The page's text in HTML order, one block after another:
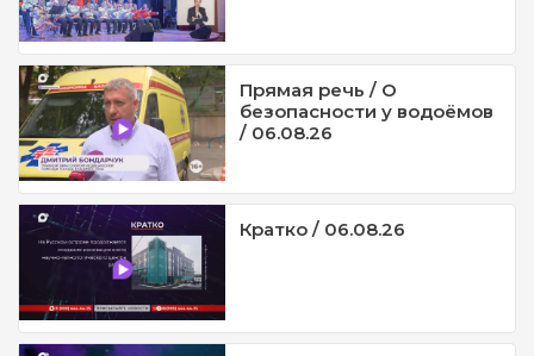
Прямая речь / О
безопасности у водоёмов
/ 06.08.26
Кратко / 06.08.26